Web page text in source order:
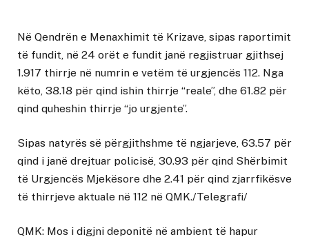
Në Qendrën e Menaxhimit të Krizave, sipas raportimit
të fundit, në 24 orët e fundit janë regjistruar gjithsej
1.917 thirrje në numrin e vetëm të urgjencës 112. Nga
këto, 38.18 për qind ishin thirrje “reale”, dhe 61.82 për
qind quheshin thirrje “jo urgjente”.
Sipas natyrës së përgjithshme të ngjarjeve, 63.57 për
qind i janë drejtuar policisë, 30.93 për qind Shërbimit
të Urgjencës Mjekësore dhe 2.41 për qind zjarrfikësve
të thirrjeve aktuale në 112 në QMK./Telegrafi/
QMK: Mos i digjni deponitë në ambient të hapur